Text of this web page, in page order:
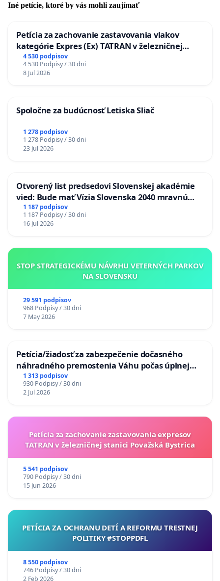
Iné petície, ktoré by vás mohli zaujímať
Petícia za zachovanie zastavovania vlakov
kategórie Expres (Ex) TATRAN v železničnej
stanici Púchov
4 530 podpisov
4 530 Podpisy / 30 dni
8 Jul 2026
Spoločne za budúcnosť Letiska Sliač
1 278 podpisov
1 278 Podpisy / 30 dni
23 Jul 2026
Otvorený list predsedovi Slovenskej akadémie
vied: Bude mať Vízia Slovenska 2040 mravnú
chrbticu?
1 187 podpisov
1 187 Podpisy / 30 dni
16 Jul 2026
STOP STRATEGICKÉMU NÁVRHU VETERNÝCH PARKOV
NA SLOVENSKU
29 591 podpisov
968 Podpisy / 30 dni
7 May 2026
Petícia/žiadosť za zabezpečenie dočasného
náhradného premostenia Váhu počas úplnej
uzávery Vážskeho mosta v Komárne
1 313 podpisov
930 Podpisy / 30 dni
2 Jul 2026
Petícia za zachovanie zastavovania expresov
TATRAN v železničnej stanici Považská Bystrica
5 541 podpisov
790 Podpisy / 30 dni
15 Jun 2026
PETÍCIA ZA OCHRANU DETÍ A REFORMU TRESTNEJ
POLITIKY #STOPPDFL
8 550 podpisov
746 Podpisy / 30 dni
2 Feb 2026